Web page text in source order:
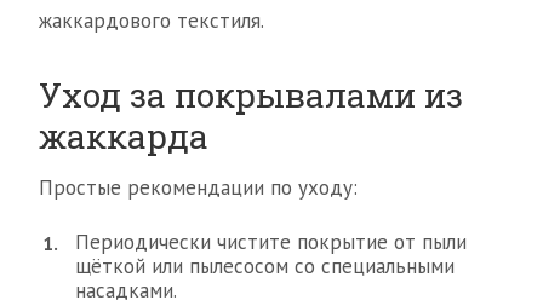
жаккардового текстиля.
Уход за покрывалами из
жаккарда
Простые рекомендации по уходу:
Периодически чистите покрытие от пыли
щёткой или пылесосом со специальными
насадками.